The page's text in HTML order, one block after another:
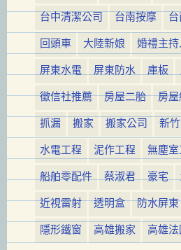
台中清潔公司
台南按摩
回頭車
大陸新娘 婚禮主
屏東水電
屏東防水 庫板
徵信社推薦
房屋二胎 房
抓漏
搬家 搬家公司 新
水電工程
泥作工程 無塵
船舶零配件
蔡淑君 豪宅
近視雷射
透明盒 防水屏東
隱形鐵窗
高雄搬家 高雄